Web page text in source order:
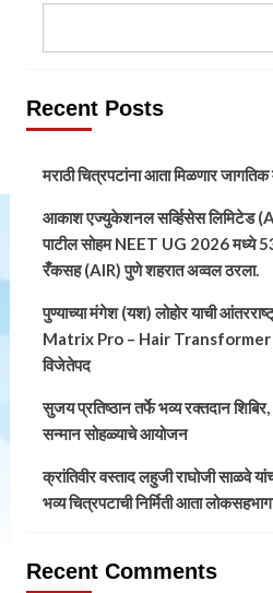
Recent Posts
मराठी चित्रपटांना आता मिळणार जागतिक
आकाश एज्युकेशनल सर्व्हिसेस लिमिटेड
पाटील सोहम NEET UG 2026 मध्ये
रँकसह (AIR) पुणे शहरात अव्वल ठरला.
पुण्याच्या मंगेश (यश) लोहोर याची
Matrix Pro – Hair Transformer
विजेतेपद
सुजय प्रतिष्ठान तर्फे भव्य रक्तदान
सन्मान सोहळ्याचे आयोजन
क्रांतिवीर वस्ताद लहुजी राघोजी साळवे
भव्य चित्रपटाची निर्मिती आता
Recent Comments